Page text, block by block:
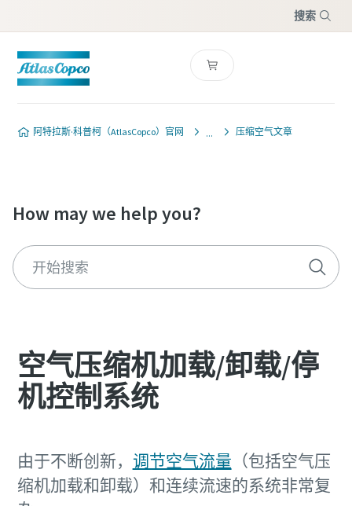
搜索
阿特拉斯·科普柯（AtlasCopco）官网 压缩空气文章
How may we help you?
空气压缩机加载/卸载/停
机控制系统
由于不断创新， 调节空气流量 （包括空气压
缩机加载和卸载）和连续流速的系统非常复